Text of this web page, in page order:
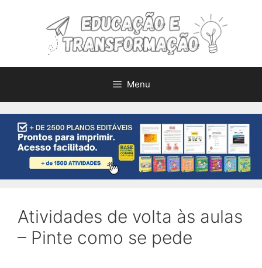
Menu
Atividades de volta às aulas
– Pinte como se pede